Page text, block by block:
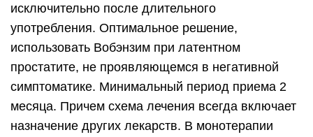
исключительно после длительного
употребления. Оптимальное решение,
использовать Вобэнзим при латентном
простатите, не проявляющемся в негативной
симптоматике. Минимальный период приема 2
месяца. Причем схема лечения всегда включает
назначение других лекарств. В монотерапии